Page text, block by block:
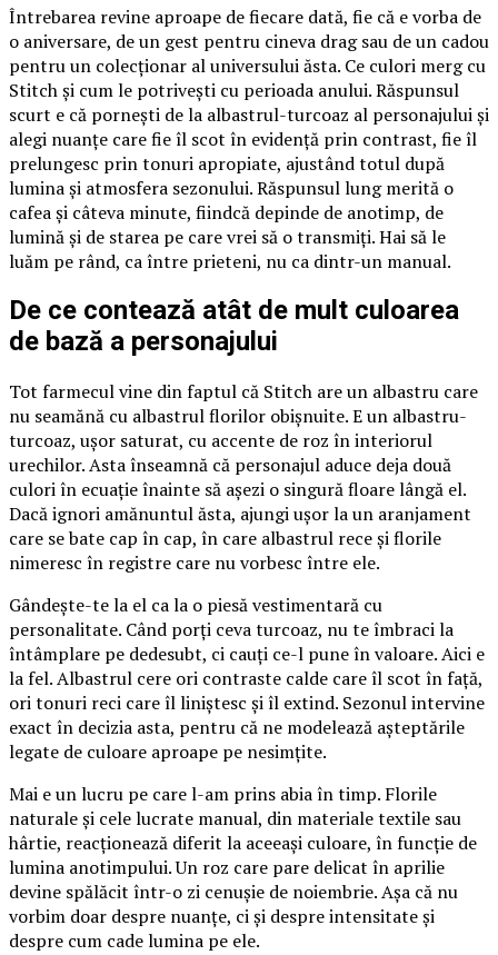
Întrebarea revine aproape de fiecare dată, fie că e vorba de
o aniversare, de un gest pentru cineva drag sau de un cadou
pentru un colecționar al universului ăsta. Ce culori merg cu
Stitch și cum le potrivești cu perioada anului. Răspunsul
scurt e că pornești de la albastrul-turcoaz al personajului și
alegi nuanțe care fie îl scot în evidență prin contrast, fie îl
prelungesc prin tonuri apropiate, ajustând totul după
lumina și atmosfera sezonului. Răspunsul lung merită o
cafea și câteva minute, fiindcă depinde de anotimp, de
lumină și de starea pe care vrei să o transmiți. Hai să le
luăm pe rând, ca între prieteni, nu ca dintr-un manual.
De ce contează atât de mult culoarea
de bază a personajului
Tot farmecul vine din faptul că Stitch are un albastru care
nu seamănă cu albastrul florilor obișnuite. E un albastru-
turcoaz, ușor saturat, cu accente de roz în interiorul
urechilor. Asta înseamnă că personajul aduce deja două
culori în ecuație înainte să așezi o singură floare lângă el.
Dacă ignori amănuntul ăsta, ajungi ușor la un aranjament
care se bate cap în cap, în care albastrul rece și florile
nimeresc în registre care nu vorbesc între ele.
Gândește-te la el ca la o piesă vestimentară cu
personalitate. Când porți ceva turcoaz, nu te îmbraci la
întâmplare pe dedesubt, ci cauți ce-l pune în valoare. Aici e
la fel. Albastrul cere ori contraste calde care îl scot în față,
ori tonuri reci care îl liniștesc și îl extind. Sezonul intervine
exact în decizia asta, pentru că ne modelează așteptările
legate de culoare aproape pe nesimțite.
Mai e un lucru pe care l-am prins abia în timp. Florile
naturale și cele lucrate manual, din materiale textile sau
hârtie, reacționează diferit la aceeași culoare, în funcție de
lumina anotimpului. Un roz care pare delicat în aprilie
devine spălăcit într-o zi cenușie de noiembrie. Așa că nu
vorbim doar despre nuanțe, ci și despre intensitate și
despre cum cade lumina pe ele.